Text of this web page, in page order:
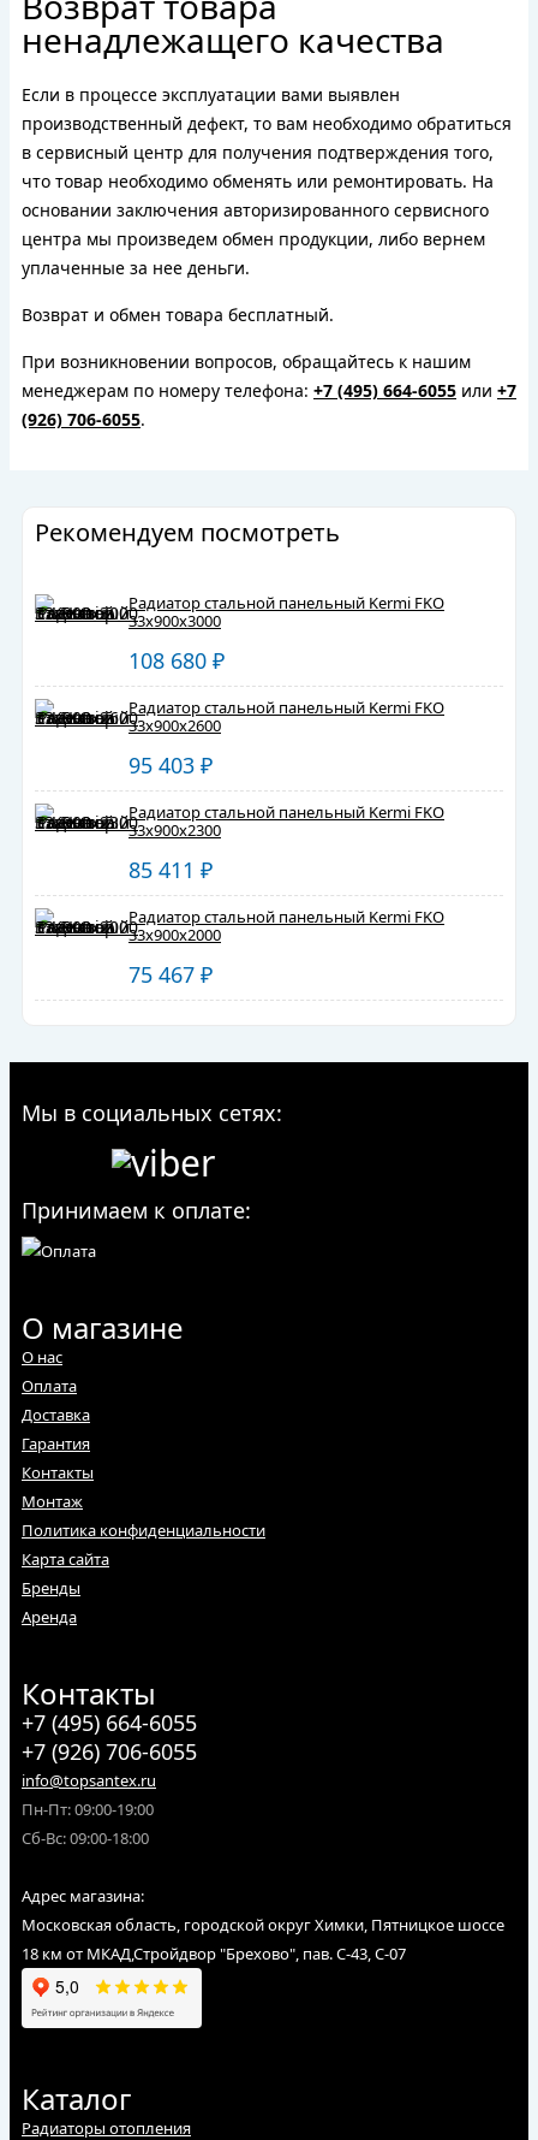
ненадлежащего качества
Если в процессе эксплуатации вами выявлен
производственный дефект, то вам необходимо обратиться
в сервисный центр для получения подтверждения того,
что товар необходимо обменять или ремонтировать. На
основании заключения авторизированного сервисного
центра мы произведем обмен продукции, либо вернем
уплаченные за нее деньги.
Возврат и обмен товара бесплатный.
При возникновении вопросов, обращайтесь к нашим
менеджерам по номеру телефона: +7 (495) 664-6055 или +7
(926) 706-6055.
Рекомендуем посмотреть
Радиатор стальной панельный Kermi FKO
33х900х3000
108 680 ₽
Радиатор стальной панельный Kermi FKO
33х900х2600
95 403 ₽
Радиатор стальной панельный Kermi FKO
33х900х2300
85 411 ₽
Радиатор стальной панельный Kermi FKO
33х900х2000
75 467 ₽
Мы в социальных сетях:
Принимаем к оплате:
О магазине
О нас
Оплата
Доставка
Гарантия
Контакты
Монтаж
Политика конфиденциальности
Карта сайта
Бренды
Аренда
Контакты
+7 (495) 664-6055
+7 (926) 706-6055
info@topsantex.ru
Пн-Пт: 09:00-19:00
Сб-Вс: 09:00-18:00
Адрес магазина:
Московская область, городской округ Химки, Пятницкое шоссе
18 км от МКАД,Стройдвор "Брехово", пав. С-43, С-07
Каталог
Радиаторы отопления